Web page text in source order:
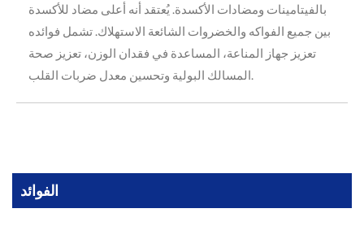
بالفيتامينات ومضادات الأكسدة. يُعتقد أنه أعلى مضاد للأكسدة
بين جميع الفواكه والخضروات الشائعة الاستهلاك. تشمل فوائده
تعزيز جهاز المناعة، المساعدة في فقدان الوزن، تعزيز صحة
المسالك البولية وتحسين معدل ضربات القلب.
الفوائد